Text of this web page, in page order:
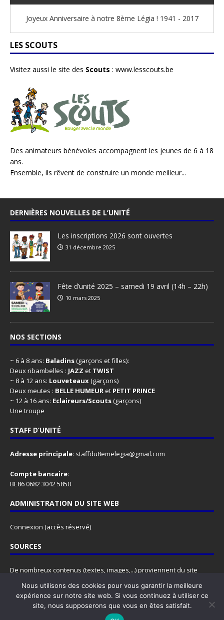
Joyeux Anniversaire à notre 8ème Légia ! 1941 - 2017
LES SCOUTS
Visitez aussi le site des Scouts : www.lesscouts.be
Des animateurs bénévoles accompagnent les jeunes de 6 à 18
ans.
Ensemble, ils rêvent de construire un monde meilleur...
DERNIÈRES NOUVELLES DE L’UNITÉ
Les inscriptions 2026 sont ouvertes
31 décembre 2025
Fête d’unité 2025 – samedi 19 avril (14h – 22h)
10 mars 2025
NOS SECTIONS
~ 6 à 8 ans: Baladins(garçons et filles):
Deux ribambelles : JAZZ et TWIST
~ 8 à 12 ans: Louveteaux(garçons)
Deux meutes : BELLE HUMEURet PETIT PRINCE
~ 12 à 16 ans: Eclaireurs/Scouts(garçons)
Une troupe
STAFF D’UNITÉ
Adresse principale: staffdu8emelegia@gmail.com
Compte bancaire:
BE86 0682 3042 5850
ADMINISTRATION DU SITE WEB
Connexion (accès réservé)
SOURCES
De nombreux contenus (textes, images,...) proviennent du site
N'hésitez pas à y faire un tour, ce site est rempli d'informations
super utiles, pour les animateurs comme pour les animés.
Nous utilisons des cookies pour vous garantir la meilleure
expérience sur notre site web. Si vous continuez à utiliser ce
site, nous supposerons que vous en êtes satisfait.